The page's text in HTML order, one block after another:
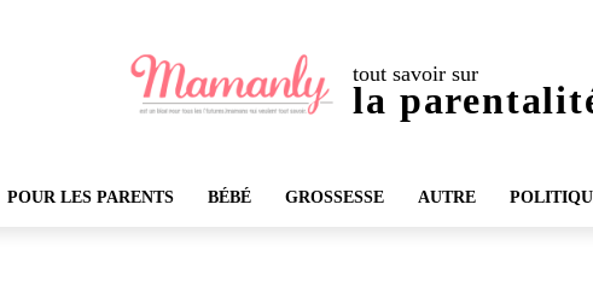
tout savoir sur
la
POUR LES PARENTS BÉBÉ GROSSESSE AUTRE